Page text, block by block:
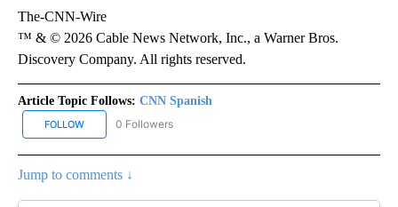
The-CNN-Wire
™ & © 2026 Cable News Network, Inc., a Warner Bros.
Discovery Company. All rights reserved.
Article Topic Follows: CNN Spanish
FOLLOW FOLLOW "CNN SPANISH" TO RECEIVE NOTIFICATIONS ABOUT
0 Followers
Jump to comments ↓